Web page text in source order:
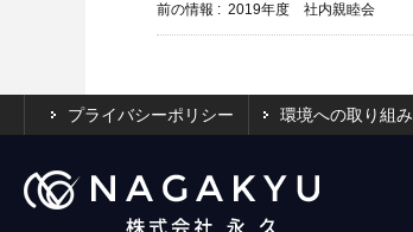
前の情報 : 2019年度 社内親睦会
プライバシーポリシー 環境への取り組み